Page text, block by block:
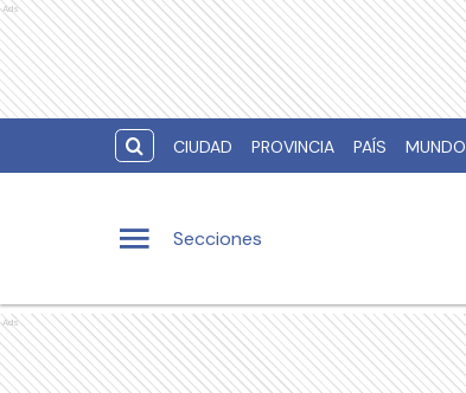
Ads
CIUDAD PROVINCIA PAÍS MUNDO
Secciones
Ads